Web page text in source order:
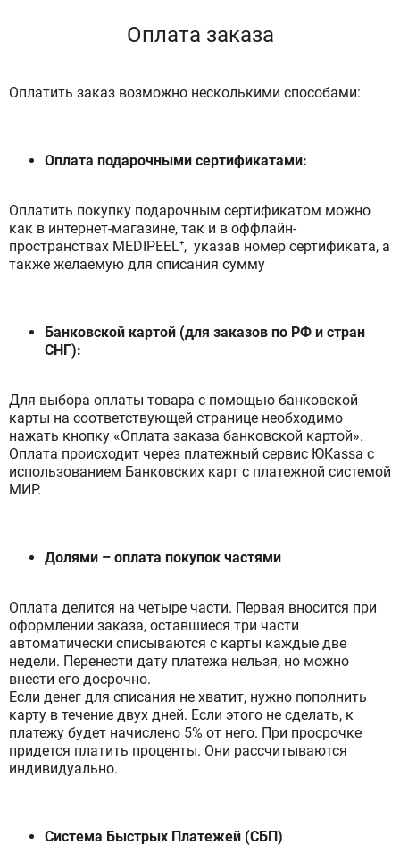
Оплата заказа
Оплатить заказ возможно несколькими способами:
Оплата подарочными сертификатами:
Оплатить покупку подарочным сертификатом можно
как в интернет-магазине, так и в оффлайн-
пространствах MEDIPEEL⁺, указав номер сертификата, а
также желаемую для списания сумму
Банковской картой (для заказов по РФ и стран
СНГ):
Для выбора оплаты товара с помощью банковской
карты на соответствующей странице необходимо
нажать кнопку «Оплата заказа банковской картой».
Оплата происходит через платежный сервис ЮКаssa с
использованием Банковских карт с платежной системой
МИР.
Долями – оплата покупок частями
Оплата делится на четыре части. Первая вносится при
оформлении заказа, оставшиеся три части
автоматически списываются с карты каждые две
недели. Перенести дату платежа нельзя, но можно
внести его досрочно.
Если денег для списания не хватит, нужно пополнить
карту в течение двух дней. Если этого не сделать, к
платежу будет начислено 5% от него. При просрочке
придется платить проценты. Они рассчитываются
индивидуально.
Система Быстрых Платежей (СБП)